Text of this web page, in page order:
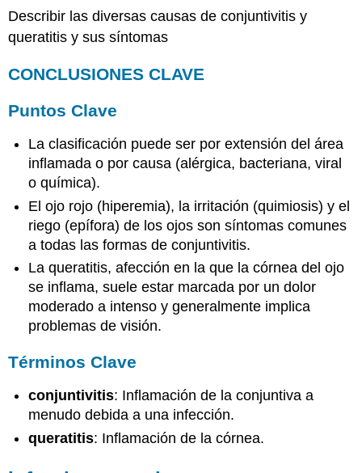
Describir las diversas causas de conjuntivitis y
queratitis y sus síntomas
CONCLUSIONES CLAVE
Puntos Clave
La clasificación puede ser por extensión del área
inflamada o por causa (alérgica, bacteriana, viral
o química).
El ojo rojo (hiperemia), la irritación (quimiosis) y el
riego (epífora) de los ojos son síntomas comunes
a todas las formas de conjuntivitis.
La queratitis, afección en la que la córnea del ojo
se inflama, suele estar marcada por un dolor
moderado a intenso y generalmente implica
problemas de visión.
Términos Clave
conjuntivitis: Inflamación de la conjuntiva a
menudo debida a una infección.
queratitis: Inflamación de la córnea.